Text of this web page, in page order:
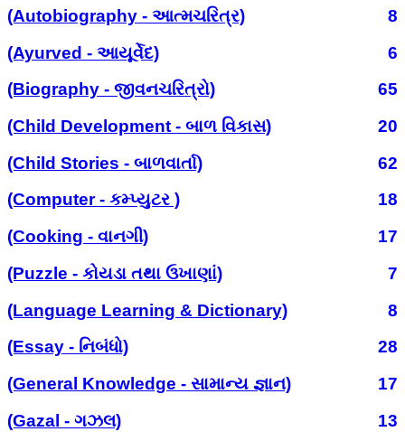
(Autobiography - આત્મચરિત્ર)
8
(Ayurved - આયૂર્વેદ)
6
(Biography - જીવનચરિત્રો)
65
(Child Development - બાળ વિકાસ)
20
(Child Stories - બાળવાર્તા)
62
(Computer - કમ્પ્યુટર )
18
(Cooking - વાનગી)
17
(Puzzle - કોયડા તથા ઉખાણાં)
7
(Language Learning & Dictionary)
8
(Essay - નિબંધો)
28
(General Knowledge - સામાન્ય જ્ઞાન)
17
(Gazal - ગઝલ)
13